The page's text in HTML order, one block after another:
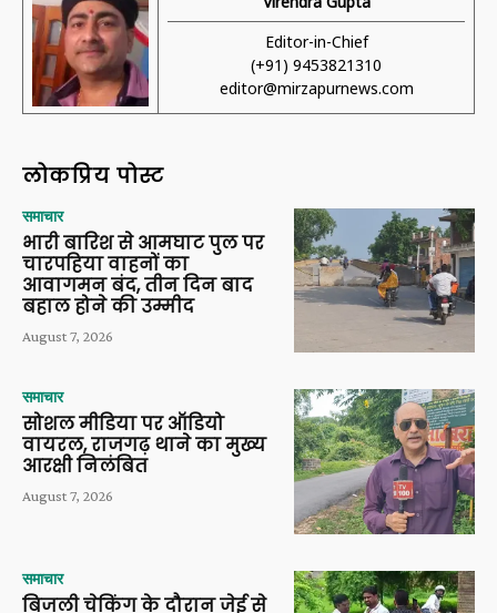
Editor-in-Chief
(+91) 9453821310
editor@mirzapurnews.com
लोकप्रिय पोस्ट
समाचार
भारी बारिश से आमघाट पुल पर
चारपहिया वाहनों का
आवागमन बंद, तीन दिन बाद
बहाल होने की उम्मीद
August 7, 2026
समाचार
सोशल मीडिया पर ऑडियो
वायरल, राजगढ़ थाने का मुख्य
आरक्षी निलंबित
August 7, 2026
समाचार
बिजली चेकिंग के दौरान जेई से